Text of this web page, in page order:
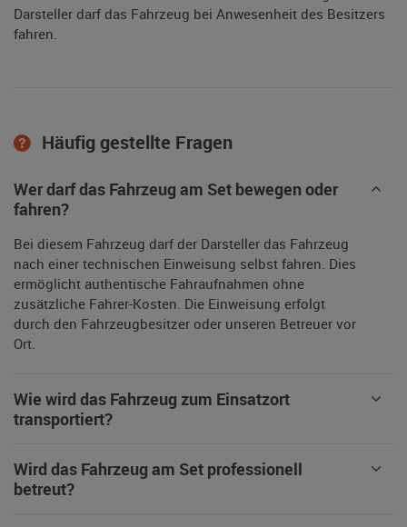
Darsteller darf das Fahrzeug bei Anwesenheit des Besitzers
fahren.
Häufig gestellte Fragen
Wer darf das Fahrzeug am Set bewegen oder
fahren?
Bei diesem Fahrzeug darf der Darsteller das Fahrzeug
nach einer technischen Einweisung selbst fahren. Dies
ermöglicht authentische Fahraufnahmen ohne
zusätzliche Fahrer-Kosten. Die Einweisung erfolgt
durch den Fahrzeugbesitzer oder unseren Betreuer vor
Ort.
Wie wird das Fahrzeug zum Einsatzort
transportiert?
Wird das Fahrzeug am Set professionell
betreut?